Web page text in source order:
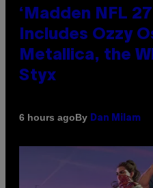
‘Madden NFL
Includes Ozzy
Metallica, the
Styx
6 hours agoBy Dan Milam